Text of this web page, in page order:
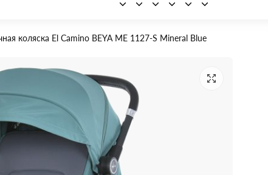
коляска El Camino BEYA ME 1127-S Mineral Blue